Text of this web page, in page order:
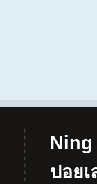
Ning
ปอย